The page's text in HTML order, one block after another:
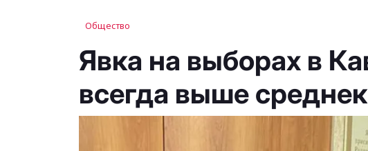
Общество
Явка на выборах в
всегда выше